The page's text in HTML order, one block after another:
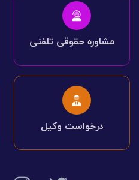
مشاوره حقوقی تلفنی
درخواست وکیل